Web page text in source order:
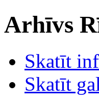
Arhīvs
Skatīt
Skatīt